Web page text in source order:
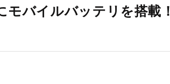
バイルバッテリを搭載！